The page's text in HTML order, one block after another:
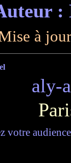
:
à
aly-